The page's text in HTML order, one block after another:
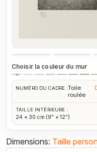
Choisir la couleur du mur
NUMÉRO DU CADRE :Toile
roulée
TAILLE INTÉRIEURE :
24 × 30 cm (9" × 12")
Dimensions: Taille